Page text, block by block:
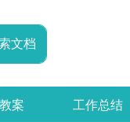
教案 工作总结